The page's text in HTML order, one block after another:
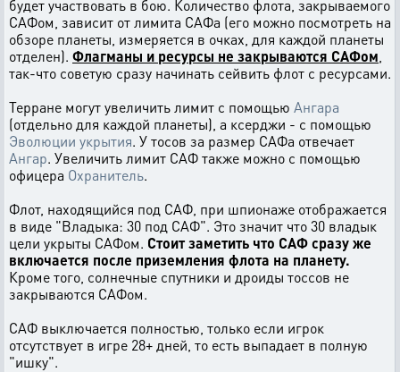
будет участвовать в бою. Количество флота, закрываемого
САФом, зависит от лимита САФа (его можно посмотреть на
обзоре планеты, измеряется в очках, для каждой планеты
отделен). Флагманы и ресурсы не закрываются САФом
так-что советую сразу начинать сейвить флот с ресурсами.
Терранe могут увеличить лимит с помощью Ангара
(отдельно для каждой планеты), а ксерджи - с помощью
Эволюции укрытия. У тосов за размер САФа отвечает
Ангар. Увеличить лимит САФ также можно с помощью
офицера Охранитель.
Флот, находящийся под САФ, при шпионаже отображается
в виде "Владыка: 30 под САФ". Это значит что 30 владык
цели укрыты САФом. Стоит заметить что САФ сразу же
включается после приземления флота на планету.
Кроме того, солнечные спутники и дроиды тоссов не
закрываются САФом.
САФ выключается полностью, только если игрок
отсутствует в игре 28+ дней, то есть выпадает в полную
"ишку".